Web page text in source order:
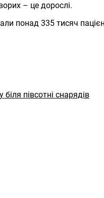
– це дорослі.
понад 335 тисяч
півсотні снарядів